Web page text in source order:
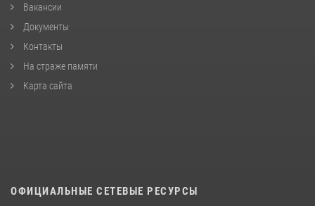
Вакансии
Документы
Контакты
На страже памяти
Карта сайта
ОФИЦИАЛЬНЫЕ СЕТЕВЫЕ РЕСУРСЫ